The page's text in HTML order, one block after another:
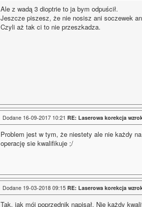
Ale z wadą 3 dioptrie to ja bym odpuścił.
Jeszcze piszesz, że nie nosisz ani soczewek
Czyli aż tak ci to nie przeszkadza.
Dodane 16-09-2017 10:21 RE: Laserowa korekcja
Problem jest w tym, że niestety ale nie każdy
operację sie kwalifikuje ;/
Dodane 19-03-2018 09:15 RE: Laserowa korekcja
Tak, jak mój poprzednik napisał. Nie każdy